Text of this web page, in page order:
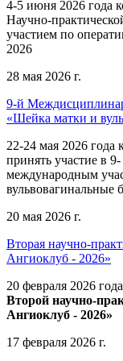
4-5 июня 2026 года
Научно-
участием по
2026
28 мая 2026 г.
9-й
«Шейка матки и
22-24 мая 2026
принять участие в
международным
вульвовагинальные
20 мая 2026 г.
Вторая научно-
Ангиоклуб - 2026»
20 февраля 2026
Второй научно-
Ангиоклуб - 2026»
17 февраля 2026 г.